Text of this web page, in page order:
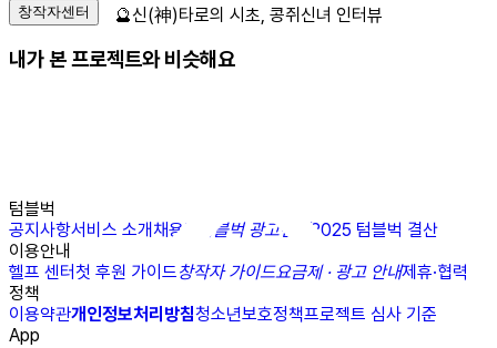
창작자센터
내가 본 프로젝트와 비슷해요
텀블벅
공지사항서비스 소개채용N 텀블벅 광고센터
2025 텀블벅 결산
이용안내
헬프 센터첫 후원 가이드창작자 가이드요금제 · 광고 안내제휴·협력
정책
이용약관개인정보처리방침청소년보호정책프로젝트 심사 기준
App
🔮신(神)타로의 시초, 콩쥐신녀 인터뷰